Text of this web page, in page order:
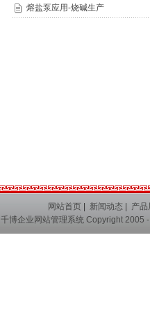
熔盐泵应用-烧碱生产
网站首页| 新闻动态
产品
千博企业网站管理系统 Copyright 2005